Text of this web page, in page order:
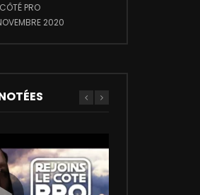
PRO
2020